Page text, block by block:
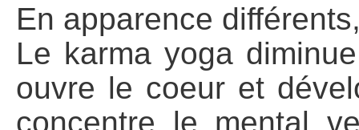
En apparence
Le karma yoga
ouvre le coeur et
concentre le mental